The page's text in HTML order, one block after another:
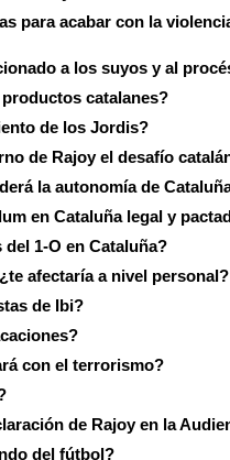
para acabar con la
a los suyos y al
catalanes?
de los Jordis?
de Rajoy el desafío
la autonomía de
en Cataluña legal y
del 1-O en Cataluña?
afectaría a nivel personal?
de Ibi?
con el terrorismo?
de Rajoy en la
del fútbol?